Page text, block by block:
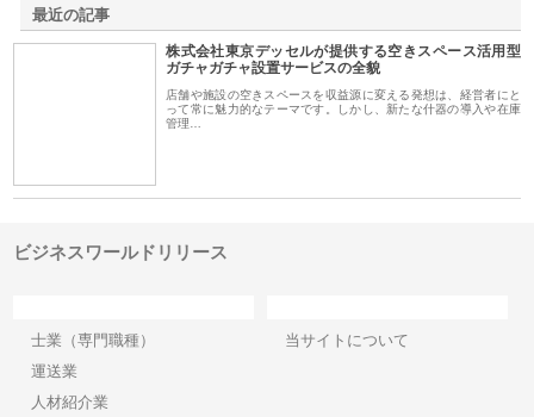
最近の記事
株式会社東京デッセルが提供する空きスペース活用型
ガチャガチャ設置サービスの全貌
店舗や施設の空きスペースを収益源に変える発想は、経営者にと
って常に魅力的なテーマです。しかし、新たな什器の導入や在庫
管理…
ビジネスワールドリリース
士業（専門職種）
運送業
人材紹介業
当サイトについて